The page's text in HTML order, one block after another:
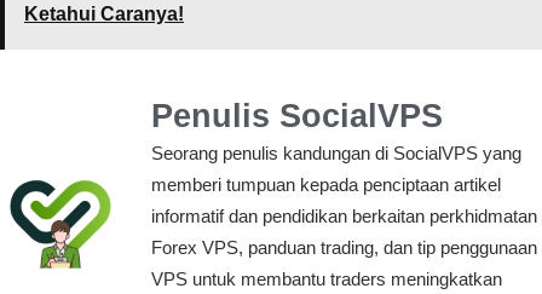
Ketahui Caranya!
Penulis SocialVPS
Seorang penulis kandungan di SocialVPS yang
memberi tumpuan kepada penciptaan artikel
informatif dan pendidikan berkaitan perkhidmatan
Forex VPS, panduan trading, dan tip penggunaan
VPS untuk membantu traders meningkatkan